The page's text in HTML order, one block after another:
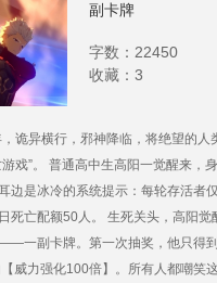
副卡牌
字数：22450
收藏：3
诡异横行，邪神降临，将绝望的人
游戏”。 普通高中生高阳一觉醒来，
边是冰冷的系统提示：每轮存活者
死亡配额50人。 生死关头，高阳觉
一副卡牌。第一次抽奖，他只得
威力强化100倍】。所有人都嘲笑